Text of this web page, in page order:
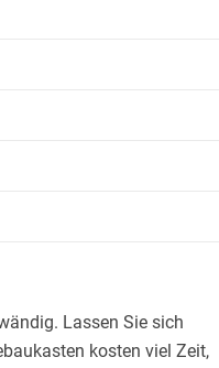
Lassen Sie sich
kosten viel Zeit,